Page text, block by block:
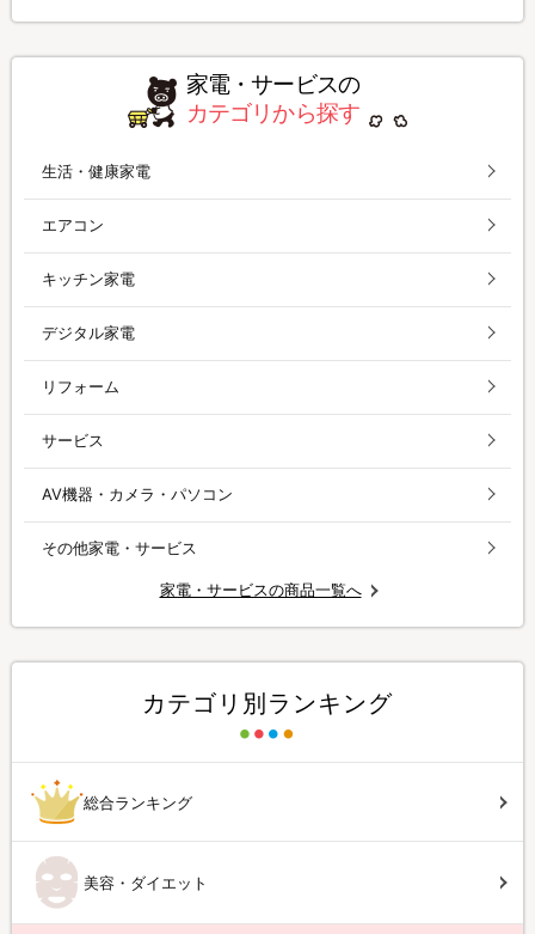
家電・サービスの
カテゴリから探す
生活・健康家電
エアコン
キッチン家電
デジタル家電
リフォーム
サービス
AV機器・カメラ・パソコン
その他家電・サービス
家電・サービスの商品一覧へ
カテゴリ別ランキング
総合ランキング
美容・ダイエット